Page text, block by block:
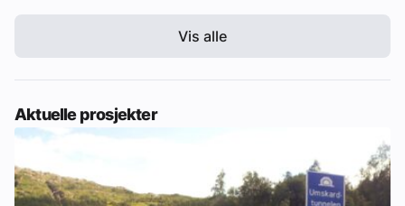
Vis alle
Aktuelle prosjekter